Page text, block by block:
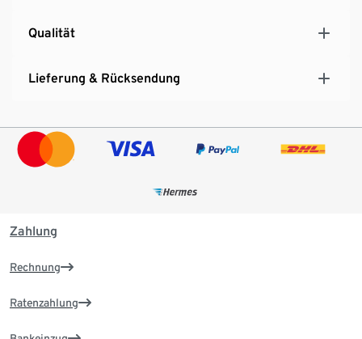
Qualität
Lieferung & Rücksendung
Zahlung
Rechnung
Ratenzahlung